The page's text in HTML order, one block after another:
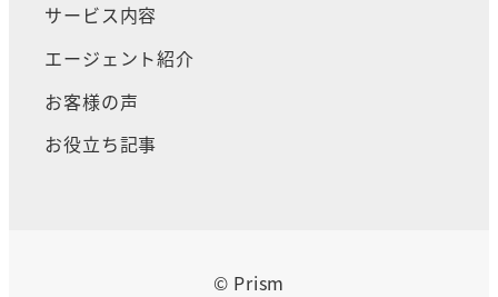
サービス内容
エージェント紹介
お客様の声
お役立ち記事
© Prism